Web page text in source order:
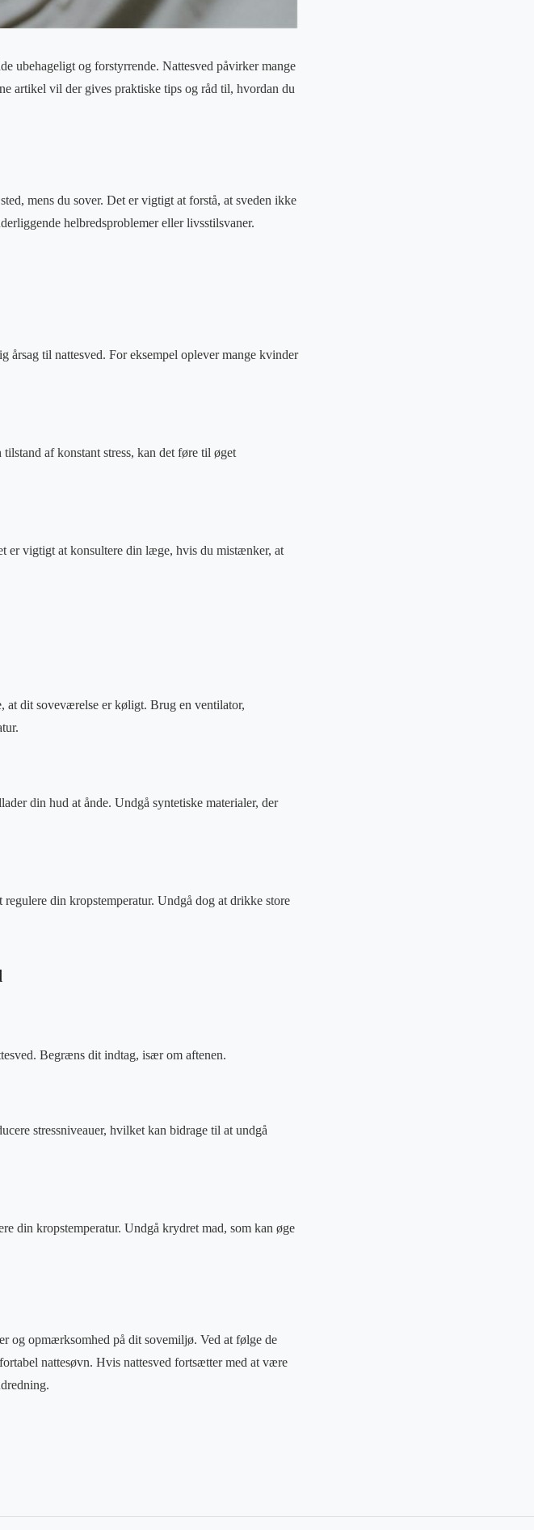
ubehageligt og forstyrrende. Nattesved påvirker mange
artikel vil der gives praktiske tips og råd til, hvordan du
mens du sover. Det er vigtigt at forstå, at sveden ikke
helbredsproblemer eller livsstilsvaner.
til nattesved. For eksempel oplever mange kvinder
af konstant stress, kan det føre til øget
er vigtigt at konsultere din læge, hvis du mistænker, at
at dit soveværelse er køligt. Brug en ventilator,
din hud at ånde. Undgå syntetiske materialer, der
din kropstemperatur. Undgå dog at drikke store
Begræns dit indtag, især om aftenen.
stressniveauer, hvilket kan bidrage til at undgå
din kropstemperatur. Undgå krydret mad, som kan øge
og opmærksomhed på dit sovemiljø. Ved at følge de
nattesøvn. Hvis nattesved fortsætter med at være